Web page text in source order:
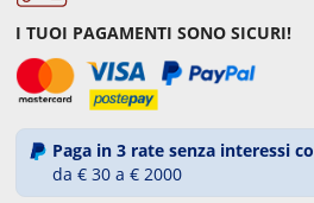
I TUOI PAGAMENTI SONO SICURI!
Paga in 3 rate senza interessi
da € 30 a € 2000